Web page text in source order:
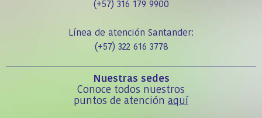
(+57) 316 179 9900
Línea de atención Santander:
(+57) 322 616 3778
Nuestras sedes
Conoce todos nuestros
puntos de atención aquí